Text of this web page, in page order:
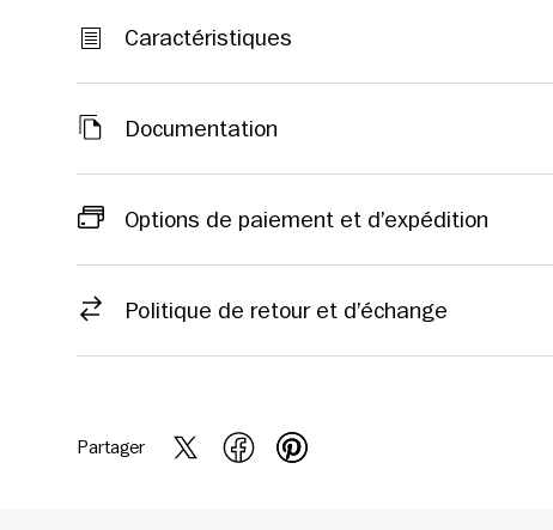
Caractéristiques
Documentation
Options de paiement et d’expédition
Politique de retour et d’échange
Partager